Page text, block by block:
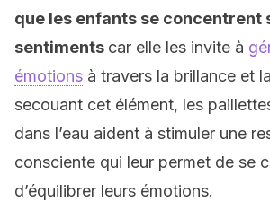
que les enfants se concentrent
sentiments car elle les invite à
émotions à travers la brillance et
secouant cet élément, les
dans l’eau aident à stimuler une
consciente qui leur permet de se
d’équilibrer leurs émotions.